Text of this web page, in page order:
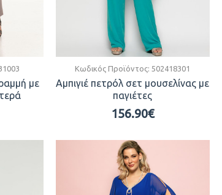
με
Κωδικός Προϊόντος: 502418301
Αμπιγιέ πετρόλ σετ μουσελίνας με
παγιέτες
156.90€